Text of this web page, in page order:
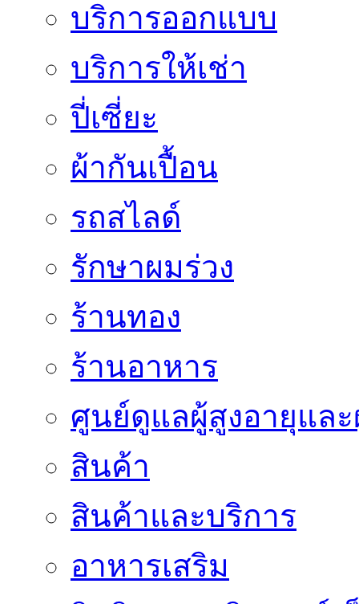
บริการออกแบบ
บริการให้เช่า
ปี่เซี่ยะ
ผ้ากันเปื้อน
รถสไลด์
รักษาผมร่วง
ร้านทอง
ร้านอาหาร
ศูนย์ดูแลผู้สูงอายุแล
สินค้า
สินค้าและบริการ
อาหารเสริม